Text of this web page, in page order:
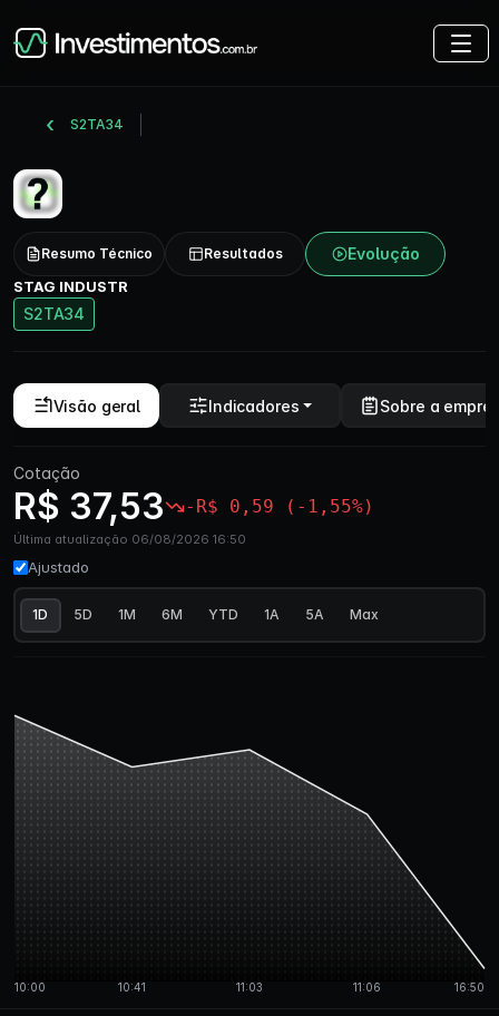
S2TA34
Resumo Técnico Resultados Evolução
STAG INDUSTR
S2TA34
Visão geral Indicadores Sobre a
Cotação
R$ 37,53 -R$ 0,59 (-1,55%)
Última atualização 06/08/2026 16:50
Ajustado
1D 5D 1M 6M YTD 1A 5A Max